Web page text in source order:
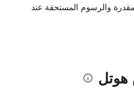
والرسوم المستحقة عند
هوتل